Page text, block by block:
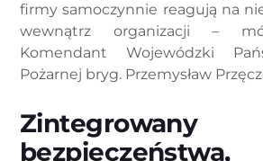
firmy samoczynnie reagują na
wewnątrz organizacji –
Komendant Wojewódzki
Pożarnej bryg. Przemysław
Zintegrowany
bezpieczeństwa,